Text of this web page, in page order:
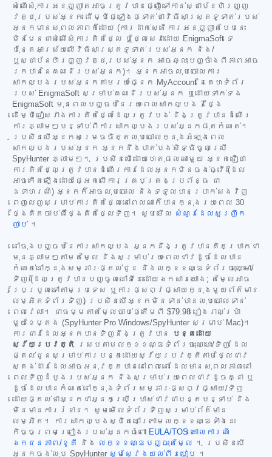
សំណើសុំការអនុញ្ញាតអាចត្រូវបានផ្ញើទៅកាន់ស្ថាប័នហិរញ្ញ
វត្ថុរបស់អ្នក ដើម្បីផ្ទៀងផ្ទាត់ថាវិធីសាស្ត្រទូទាត់របស់
អ្នកមានសុពលភាពក៏ដោយ (ការដាក់ស្នើការអនុញ្ញាតបែបនេះ
មិនមែនជាសំណើសុំការគិតថ្លៃ ឬថ្លៃសេវាដោយ EnigmaSoft ទេ
ប៉ុន្តែអាស្រ័យលើវិធីសាស្ត្រទូទាត់របស់អ្នក និង/
ឬស្ថាប័នហិរញ្ញវត្ថុរបស់អ្នក អាចឆ្លុះបញ្ចាំងពីភាពអាច
រកបាននៃគណនីរបស់អ្នក)។ អ្នកអាចលុបចោលការ
សាកល្បងរបស់អ្នកតាមរយៈផ្នែក MyAccount នៃគេហទំព័រ
របស់ EnigmaSoft សម្រាប់គណនីរបស់អ្នក ឬដោយទាក់ទង
EnigmaSoft មុនពេលបញ្ចប់នៃរយៈពេលសាកល្បង 7 ថ្ងៃ
ដើម្បីជៀសវាងការគិតថ្លៃដែលត្រូវបង់ និងត្រូវបានដំណើរ
ការភ្លាមៗបន្ទាប់ពីការសាកល្បងរបស់អ្នកផុតកំណត់។
ប្រសិនបើអ្នកសម្រេចចិត្តលុបចោលក្នុងអំឡុងពេល
សាកល្បងរបស់អ្នក អ្នកនឹងបាត់បង់សិទ្ធិចូលប្រើ
SpyHunter ភ្លាមៗ។ ប្រសិនបើដោយហេតុផលណាមួយ អ្នកជឿថា
ការគិតថ្លៃត្រូវបានដំណើរការដែលអ្នកមិនចង់ធ្វើ (ដែល
អាចកើតឡើងដោយផ្អែកលើការគ្រប់គ្រងប្រព័ន្ធ ជា
ឧទាហរណ៍) អ្នកក៏អាចលុបចោល និងទទួលបានប្រាក់សងវិញ
ពេញលេញសម្រាប់ការគិតថ្លៃនៅពេលណាក៏បានក្នុងរយៈពេល 30
ថ្ងៃគិតចាប់ពីថ្ងៃគិតថ្លៃទិញ។ សូមមើល សំណួរដែលសួរញឹក
ញាប់ ។
នៅចុងបញ្ចប់នៃការសាកល្បង អ្នកនឹងត្រូវបានគិតប្រាក់ជា
មុនភ្លាមៗតាមតម្លៃ និងសម្រាប់រយៈពេលជាវដូចដែលបាន
កំណត់នៅក្នុងសម្ភារៈផ្តល់ជូន និងលក្ខខណ្ឌទំព័រចុះឈ្មោះ/
ទិញ (ដែលត្រូវបានបញ្ចូលនៅទីនេះដោយឯកសារយោង; តម្លៃអាច
ប្រែប្រួលទៅតាមប្រទេស ឬការផ្សព្វផ្សាយក្នុងមួយព័ត៌មាន
លម្អិតទំព័រទិញ) ប្រសិនបើអ្នកមិនទាន់បានលុបចោលទាន់
ពេលវេលា។ ជាធម្មតាតម្លៃចាប់ផ្តើមពី $79.98 រៀងរាល់ប្រាំ
មួយខែម្តង (SpyHunter Pro Windows/SpyHunter សម្រាប់ Mac)។
ការជាវដែលអ្នកបានទិញនឹងត្រូវបាន
បន្តដោយ
ស្វ័យប្រវត្តិ ស្របតាមលក្ខខណ្ឌទំព័រចុះឈ្មោះ/ទិញ ដែល
ផ្តល់ជូនសម្រាប់ការបន្តដោយស្វ័យប្រវត្តិតាមថ្លៃជាវ
ស្តង់ដារដែលអាចអនុវត្តបាននៅពេលនោះ ដែលមានសុពលភាពនៅ
ពេលទិញដំបូងរបស់អ្នក និងសម្រាប់រយៈពេលជាវដូចគ្នា ឬ
ដូចដែលបានកំណត់នៅក្នុងទំព័រសម្ភារៈផ្សព្វផ្សាយ/ទិញ
ដោយផ្តល់ថាអ្នកជាអ្នកប្រើប្រាស់ជាវជាបន្តបន្ទាប់ និង
មិនមានការរំខាន។ សូមមើលទំព័រទិញសម្រាប់ព័ត៌មាន
លម្អិត។ ការសាកល្បងស្ថិតនៅក្រោមលក្ខខណ្ឌទាំងនេះ
កិច្ចព្រមព្រៀងរបស់អ្នកចំពោះ EULA/TOS គោលការណ៍
ឯកជនភាព/ខូគី
និង លក្ខខណ្ឌបញ្ចុះតម្លៃ ។ ប្រសិនបើ
អ្នកចង់លុប SpyHunter សូមស្វែងយល់ពីរបៀប ។